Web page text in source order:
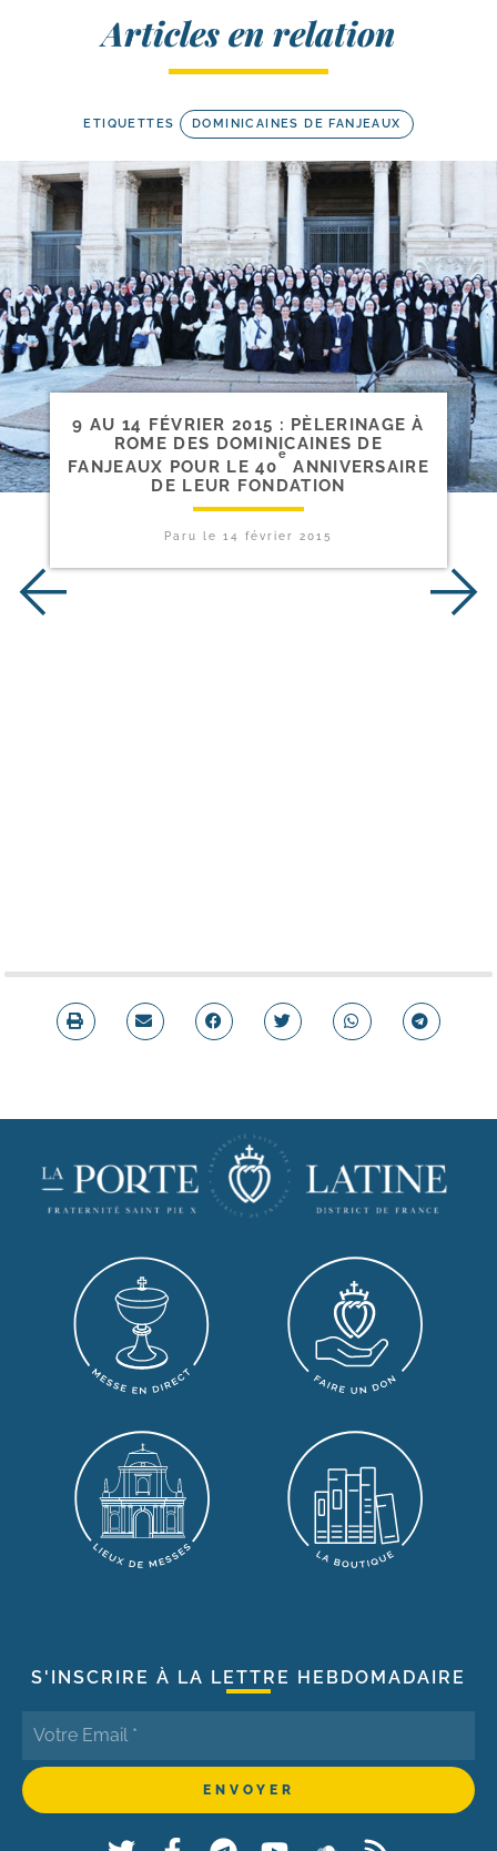
Articles en relation
ETIQUETTES DOMINICAINES DE FANJEAUX
9 AU 14 FÉVRIER 2015 : PÈLERINAGE À
ROME DES DOMINICAINES DE
FANJEAUX POUR LE 40
e
ANNIVERSAIRE
DE LEUR FONDATION
Paru le14 février 2015
S'INSCRIRE À LA LETTRE HEBDOMADAIRE